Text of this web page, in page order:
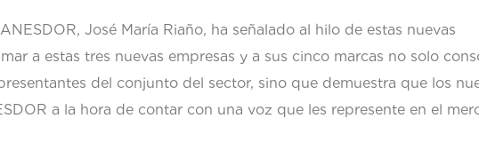
José María Riaño, ha señalado al hilo de estas nuevas
a estas tres nuevas empresas y a sus cinco marcas no solo
del conjunto del sector, sino que demuestra que los
a la hora de contar con una voz que les represente en el